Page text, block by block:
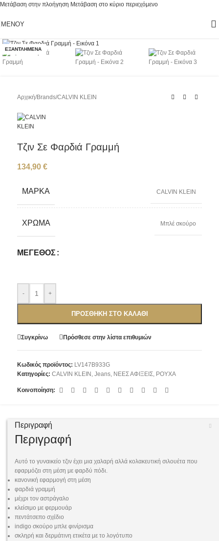
Μετάβαση στην πλοήγηση Μετάβαση στο κύριο περιεχόμενο
ΜΕΝΟΎ
ΕΞΑΝΤΛΗΜΈΝΑ
Αρχική/Brands/CALVIN KLEIN
Τζιν Σε Φαρδιά Γραμμή
134,90 €
ΜΆΡΚΑ CALVIN KLEIN
ΧΡΏΜΑ Μπλέ σκούρο
ΜΈΓΕΘΟΣ
- +
ΠΡΟΣΘΉΚΗ ΣΤΟ ΚΑΛΆΘΙ
Συγκρίνω Πρόσθεσε στην λίστα επιθυμιών
Κωδικός προϊόντος: LV147B933G
Κατηγορίες: CALVIN KLEIN , Jeans, ΝΕΕΣ ΑΦΙΞΕΙΣ, ΡΟΥΧΑ
Κοινοποίηση:
Περιγραφή
Περιγραφή
Αυτό το γυναικείο τζιν έχει μια χαλαρή αλλά κολακευτική σιλουέτα που
εφαρμόζει στη μέση με φαρδύ πόδι.
κανονική εφαρμογή στη μέση
φαρδιά γραμμή
μέχρι τον αστράγαλο
κλείσιμο με φερμουάρ
πεντάτσεπο σχέδιο
indigo σκούρο μπλε φινίρισμα
σκληρή και δερμάτινη ετικέτα με το λογότυπο